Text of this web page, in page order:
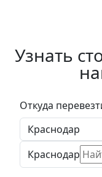
Узнать
Откуда
Краснодар